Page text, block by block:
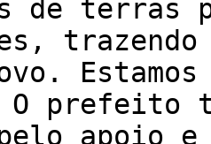
de terras
O prefeito
apoio e